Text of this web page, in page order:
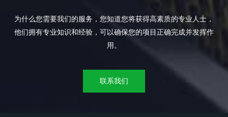
为什么您需要我们的服务，您知道您将获得高素质的专业人士，
他们拥有专业知识和经验，可以确保您的项目正确完成并发挥作
用。
联系我们